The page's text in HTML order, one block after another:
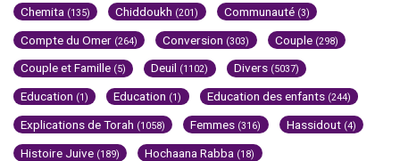
Chemita (135) Chiddoukh (201) Communauté (3)
Compte du Omer (264) Conversion (303) Couple (298)
Couple et Famille (5) Deuil (1102) Divers (5037)
Education (1) Education (1) Education des enfants (244)
Explications de Torah (1058) Femmes (316) Hassidout (4)
Histoire Juive (189) Hochaana Rabba (18)